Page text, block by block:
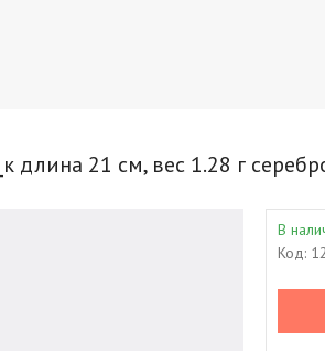
21 см, вес 1.28 г
В
Код: